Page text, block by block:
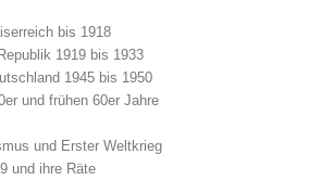
bis 1918
1919 bis 1933
1945 bis 1950
und frühen 60er Jahre
und Erster Weltkrieg
und ihre Räte